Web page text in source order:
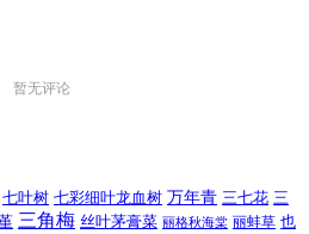
暂无评论
七叶树 七彩细叶龙血树 万年青 三七花 三
三角梅 丝叶茅膏菜 丽格秋海棠 丽蚌草 也